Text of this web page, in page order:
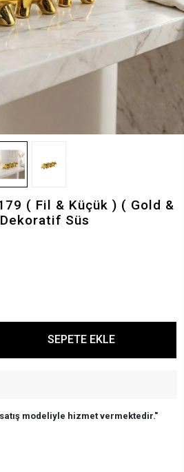
( Fil & Küçük ) ( Gold &
Süs
SEPETE EKLE
modeliyle hizmet vermektedir."